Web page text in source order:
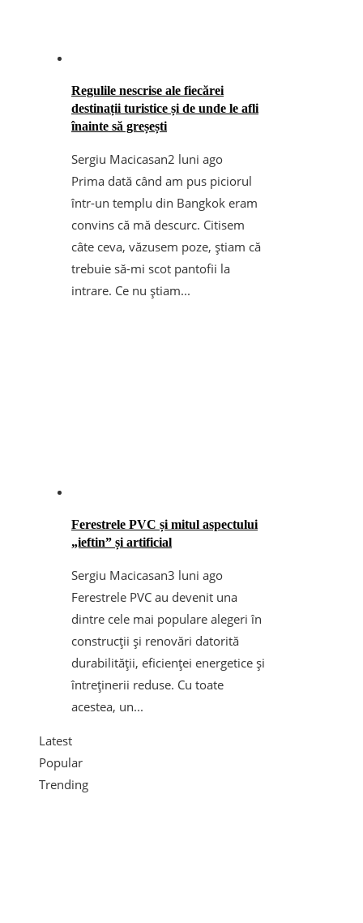
Regulile nescrise ale fiecărei
destinații turistice și de unde le afli
înainte să greșești
Sergiu Macicasan2 luni ago
Prima dată când am pus piciorul
într-un templu din Bangkok eram
convins că mă descurc. Citisem
câte ceva, văzusem poze, știam că
trebuie să-mi scot pantofii la
intrare. Ce nu știam...
Ferestrele PVC și mitul aspectului
„ieftin” și artificial
Sergiu Macicasan3 luni ago
Ferestrele PVC au devenit una
dintre cele mai populare alegeri în
construcții și renovări datorită
durabilității, eficienței energetice și
întreținerii reduse. Cu toate
acestea, un...
Latest
Popular
Trending